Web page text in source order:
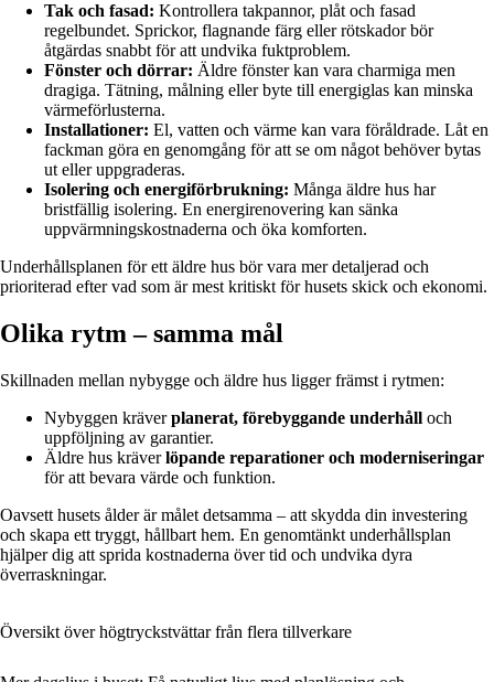
Tak och fasad: Kontrollera takpannor, plåt och fasad
regelbundet. Sprickor, flagnande färg eller rötskador bör
åtgärdas snabbt för att undvika fuktproblem.
Fönster och dörrar: Äldre fönster kan vara charmiga men
dragiga. Tätning, målning eller byte till energiglas kan minska
värmeförlusterna.
Installationer: El, vatten och värme kan vara föråldrade. Låt en
fackman göra en genomgång för att se om något behöver bytas
ut eller uppgraderas.
Isolering och energiförbrukning: Många äldre hus har
bristfällig isolering. En energirenovering kan sänka
uppvärmningskostnaderna och öka komforten.
Underhållsplanen för ett äldre hus bör vara mer detaljerad och
prioriterad efter vad som är mest kritiskt för husets skick och ekonomi.
Olika rytm – samma mål
Skillnaden mellan nybygge och äldre hus ligger främst i rytmen:
Nybyggen kräverplanerat, förebyggande underhåll och
uppföljning av garantier.
Äldre hus kräverlöpande reparationer och moderniseringar
för att bevara värde och funktion.
Oavsett husets ålder är målet detsamma – att skydda din investering
och skapa ett tryggt, hållbart hem. En genomtänkt underhållsplan
hjälper dig att sprida kostnaderna över tid och undvika dyra
överraskningar.
Översikt över högtryckstvättar från flera tillverkare